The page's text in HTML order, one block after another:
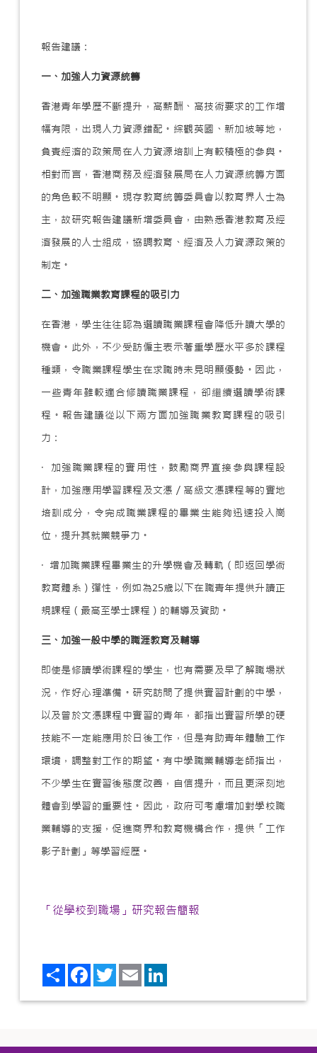
報告建議：
一、加強人力資源統籌
香港青年學歷不斷提升，高薪酬、高技術要求的工作增
幅有限，出現人力資源錯配。綜觀英國、新加坡等地，
負責經濟的政策局在人力資源培訓上有較積極的參與。
相對而言，香港商務及經濟發展局在人力資源統籌方面
的角色較不明顯。現存教育統籌委員會以教育界人士為
主，故研究報告建議新增委員會，由熟悉香港教育及經
濟發展的人士組成，協調教育、經濟及人力資源政策的
制定。
二、加強職業教育課程的吸引力
在香港，學生往往認為選讀職業課程會降低升讀大學的
機會。此外，不少受訪僱主表示著重學歷水平多於課程
種類，令職業課程學生在求職時未見明顯優勢。因此，
一些青年雖較適合修讀職業課程，卻繼續選讀學術課
程。報告建議從以下兩方面加強職業教育課程的吸引
力：
· 加強職業課程的實用性，鼓勵商界直接參與課程設
計，加強應用學習課程及文憑／高級文憑課程等的實地
培訓成分，令完成職業課程的畢業生能夠迅速投入崗
位，提升其就業競爭力。
· 增加職業課程畢業生的升學機會及轉軌（即返回學術
教育體系）彈性，例如為25歲以下在職青年提供升讀正
規課程（最高至學士課程）的輔導及資助。
三、加強一般中學的職涯教育及輔導
即使是修讀學術課程的學生，也有需要及早了解職場狀
況，作好心理準備。研究訪問了提供實習計劃的中學，
以及曾於文憑課程中實習的青年，都指出實習所學的硬
技能不一定能應用於日後工作，但是有助青年體驗工作
環境，調整對工作的期望。有中學職業輔導老師指出，
不少學生在實習後態度改善，自信提升，而且更深刻地
體會到學習的重要性。因此，政府可考慮增加對學校職
業輔導的支援，促進商界和教育機構合作，提供「工作
影子計劃」等學習經歷。
「從學校到職場」研究報告簡報
Share FacebookTwitterEmail